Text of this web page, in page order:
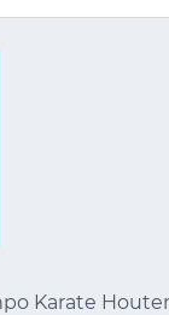
Karate